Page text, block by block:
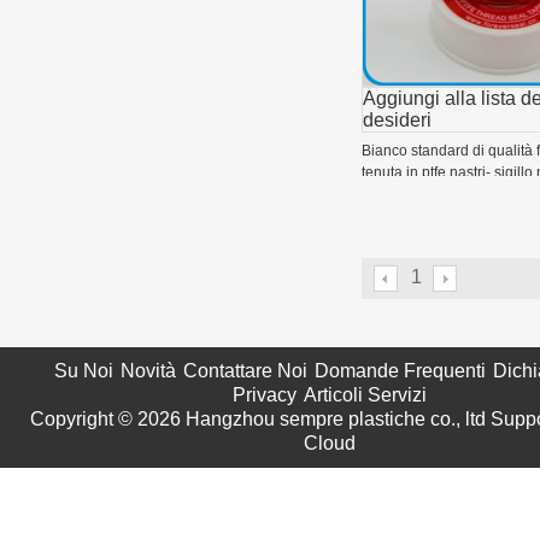
Aggiungi alla lista
desideri
Bianco standard di qualità
tenuta in ptfe nastri- sigillo
1
Su Noi Novità Contattare Noi Domande Frequenti
Privacy Articoli Servizi
Copyright © 2026 Hangzhou sempre plastiche co., ltd
Cloud